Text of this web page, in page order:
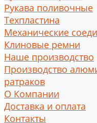
Рукава поливочные
Техпластина
Механические
Клиновые ремни
Наше производство
Производство
ратраков
О Компании
Доставка и оплата
Контакты